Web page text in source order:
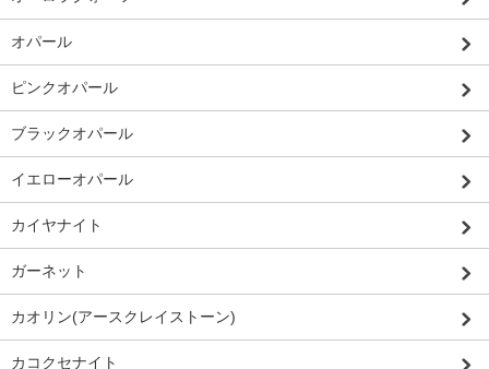
オパール
ピンクオパール
ブラックオパール
イエローオパール
カイヤナイト
ガーネット
カオリン(アースクレイストーン)
カコクセナイト